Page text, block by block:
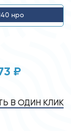
нро
₽
В ОДИН КЛИК